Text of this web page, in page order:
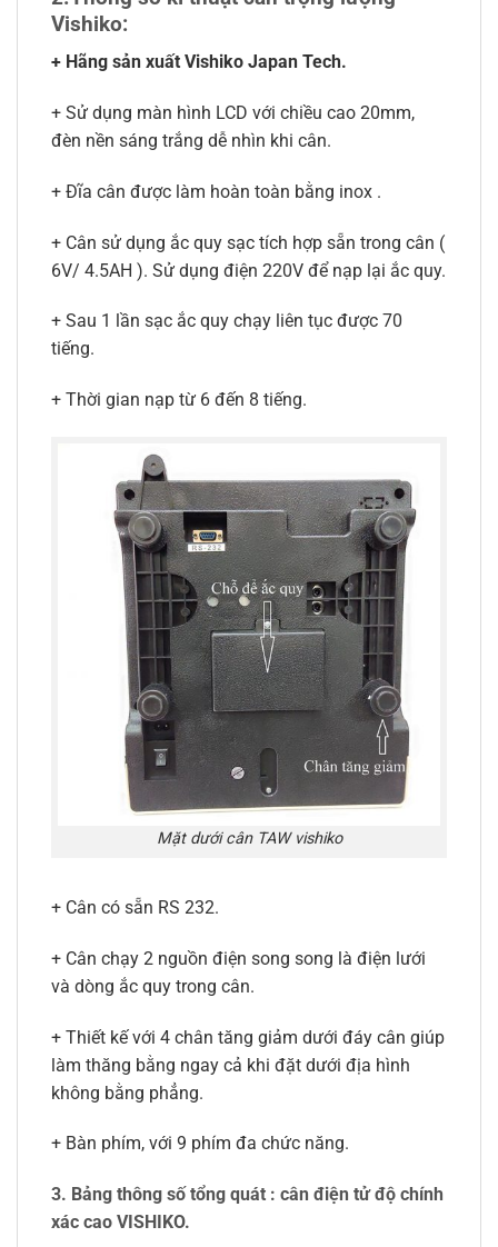
Vishiko:
+ Hãng sản xuất Vishiko Japan Tech.
+ Sử dụng màn hình LCD với chiều cao 20mm,
đèn nền sáng trắng dễ nhìn khi cân.
+ Đĩa cân được làm hoàn toàn bằng inox .
+ Cân sử dụng ắc quy sạc tích hợp sẵn trong cân (
6V/ 4.5AH ). Sử dụng điện 220V để nạp lại ắc quy.
+ Sau 1 lần sạc ắc quy chạy liên tục được 70
tiếng.
+ Thời gian nạp từ 6 đến 8 tiếng.
Mặt dưới cân TAW vishiko
+ Cân có sẵn RS 232.
+ Cân chạy 2 nguồn điện song song là điện lưới
và dòng ắc quy trong cân.
+ Thiết kế với 4 chân tăng giảm dưới đáy cân giúp
làm thăng bằng ngay cả khi đặt dưới địa hình
không bằng phẳng.
+ Bàn phím, với 9 phím đa chức năng.
3. Bảng thông số tổng quát : cân điện tử độ chính
xác cao VISHIKO.